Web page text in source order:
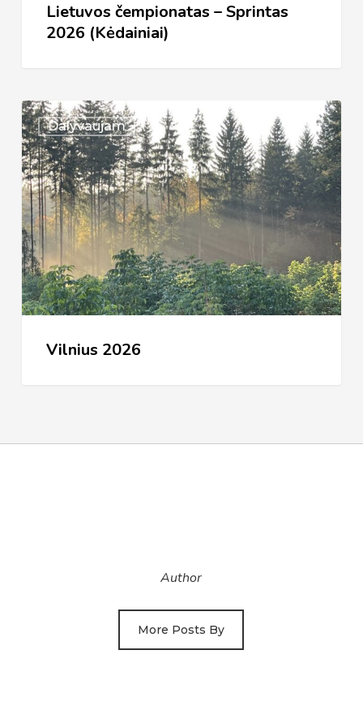
Lietuvos čempionatas – Sprintas
2026 (Kėdainiai)
Dalyvaujam
Vilnius
2026
Vilnius 2026
Author
More Posts By